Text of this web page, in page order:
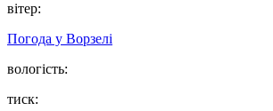
вітер:
Погода у Ворзелі
вологість:
тиск: